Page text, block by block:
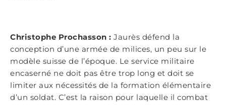
Christophe Prochasson : Jaurès défend la
conception d’une armée de milices, un peu sur le
modèle suisse de l’époque. Le service militaire
encaserné ne doit pas être trop long et doit se
limiter aux nécessités de la formation élémentaire
d’un soldat. C’est la raison pour laquelle il combat